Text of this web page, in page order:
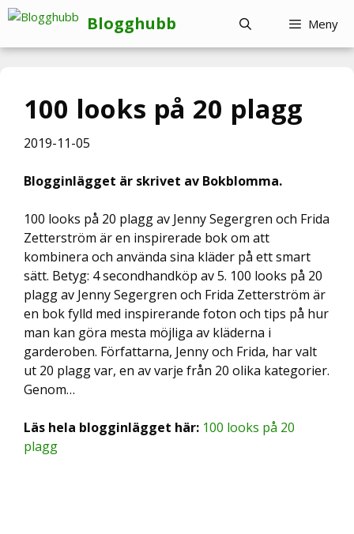
Hoppa
innehåll
Blogghubb Meny
100 looks på 20 plagg
2019-11-05
Blogginlägget är skrivet av Bokblomma.
100 looks på 20 plagg av Jenny Segergren och Frida
Zetterström är en inspirerade bok om att
kombinera och använda sina kläder på ett smart
sätt. Betyg: 4 secondhandköp av 5. 100 looks på 20
plagg av Jenny Segergren och Frida Zetterström är
en bok fylld med inspirerande foton och tips på hur
man kan göra mesta möjliga av kläderna i
garderoben. Författarna, Jenny och Frida, har valt
ut 20 plagg var, en av varje från 20 olika kategorier.
Genom…
Läs hela blogginlägget här: 100 looks på 20
plagg